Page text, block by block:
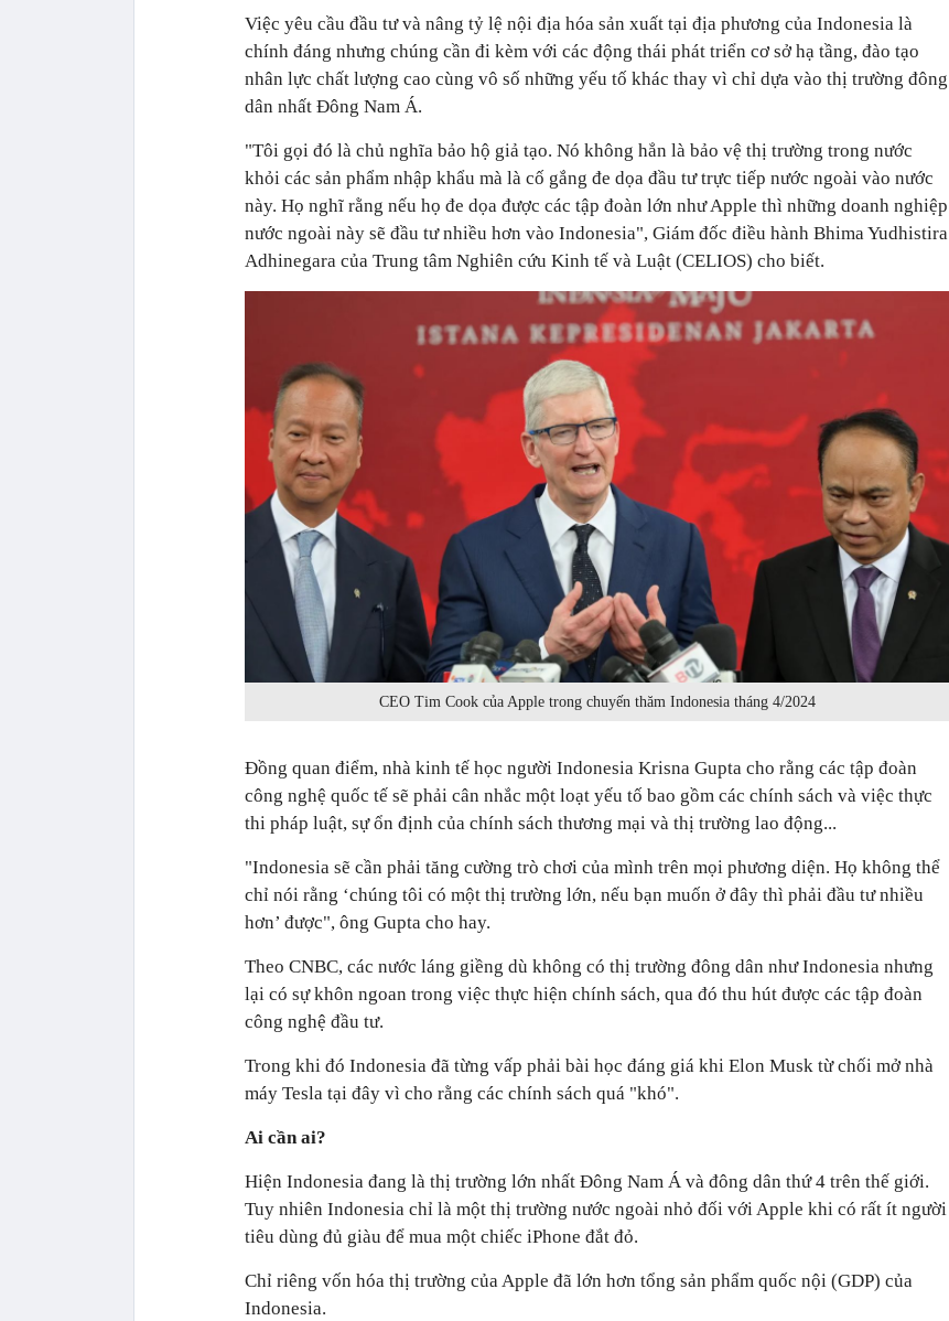
Việc yêu cầu đầu tư và nâng tỷ lệ nội địa hóa sản xuất tại địa phương của Indonesia là
chính đáng nhưng chúng cần đi kèm với các động thái phát triển cơ sở hạ tầng, đào tạo
nhân lực chất lượng cao cùng vô số những yếu tố khác thay vì chỉ dựa vào thị trường đông
dân nhất Đông Nam Á.
"Tôi gọi đó là chủ nghĩa bảo hộ giả tạo. Nó không hẳn là bảo vệ thị trường trong nước
khỏi các sản phẩm nhập khẩu mà là cố gắng đe dọa đầu tư trực tiếp nước ngoài vào nước
này. Họ nghĩ rằng nếu họ đe dọa được các tập đoàn lớn như Apple thì những doanh nghiệp
nước ngoài này sẽ đầu tư nhiều hơn vào Indonesia", Giám đốc điều hành Bhima Yudhistira
Adhinegara của Trung tâm Nghiên cứu Kinh tế và Luật (CELIOS) cho biết.
CEO Tim Cook của Apple trong chuyến thăm Indonesia tháng 4/2024
Đồng quan điểm, nhà kinh tế học người Indonesia Krisna Gupta cho rằng các tập đoàn
công nghệ quốc tế sẽ phải cân nhắc một loạt yếu tố bao gồm các chính sách và việc thực
thi pháp luật, sự ổn định của chính sách thương mại và thị trường lao động...
"Indonesia sẽ cần phải tăng cường trò chơi của mình trên mọi phương diện. Họ không thể
chỉ nói rằng ‘chúng tôi có một thị trường lớn, nếu bạn muốn ở đây thì phải đầu tư nhiều
hơn’ được", ông Gupta cho hay.
Theo CNBC, các nước láng giềng dù không có thị trường đông dân như Indonesia nhưng
lại có sự khôn ngoan trong việc thực hiện chính sách, qua đó thu hút được các tập đoàn
công nghệ đầu tư.
Trong khi đó Indonesia đã từng vấp phải bài học đáng giá khi Elon Musk từ chối mở nhà
máy Tesla tại đây vì cho rằng các chính sách quá "khó".
Ai cần ai?
Hiện Indonesia đang là thị trường lớn nhất Đông Nam Á và đông dân thứ 4 trên thế giới.
Tuy nhiên Indonesia chỉ là một thị trường nước ngoài nhỏ đối với Apple khi có rất ít người
tiêu dùng đủ giàu để mua một chiếc iPhone đắt đỏ.
Chỉ riêng vốn hóa thị trường của Apple đã lớn hơn tổng sản phẩm quốc nội (GDP) của
Indonesia.